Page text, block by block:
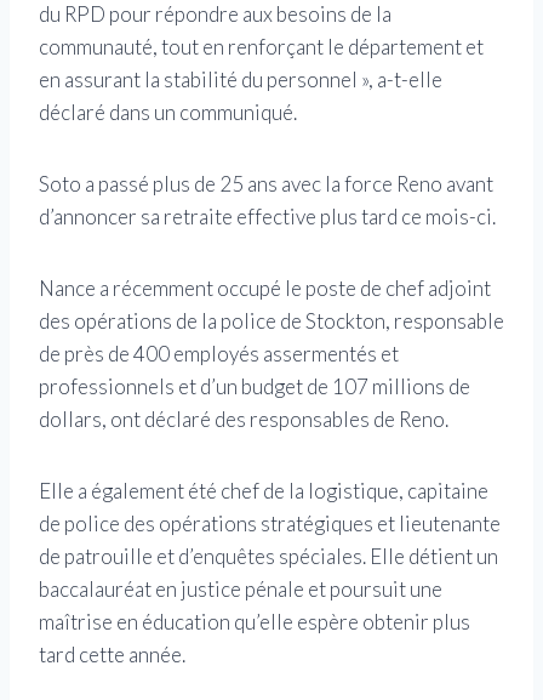
du RPD pour répondre aux besoins de la
communauté, tout en renforçant le département et
en assurant la stabilité du personnel », a-t-elle
déclaré dans un communiqué.
Soto a passé plus de 25 ans avec la force Reno avant
d’annoncer sa retraite effective plus tard ce mois-ci.
Nance a récemment occupé le poste de chef adjoint
des opérations de la police de Stockton, responsable
de près de 400 employés assermentés et
professionnels et d’un budget de 107 millions de
dollars, ont déclaré des responsables de Reno.
Elle a également été chef de la logistique, capitaine
de police des opérations stratégiques et lieutenante
de patrouille et d’enquêtes spéciales. Elle détient un
baccalauréat en justice pénale et poursuit une
maîtrise en éducation qu’elle espère obtenir plus
tard cette année.